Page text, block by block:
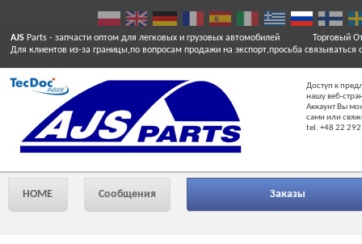
AJS Parts - запчасти оптом для легковых и грузовых автомобилей
Для клиентов из-за границы,по вопросам продажи на экспорт,просьба связываться
Торговый
Доступ к
нашу веб-
Аккаунт Вы
сами или
tel. +48 22
HOME Сообщения Заказы